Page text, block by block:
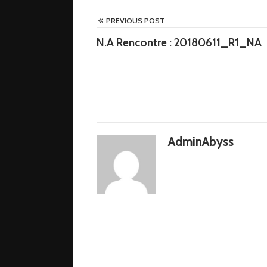
PREVIOUS POST
N.A Rencontre : 20180611_R1_NA
AdminAbyss